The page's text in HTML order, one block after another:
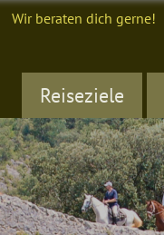
Wir beraten dich gerne!
Reiseziele